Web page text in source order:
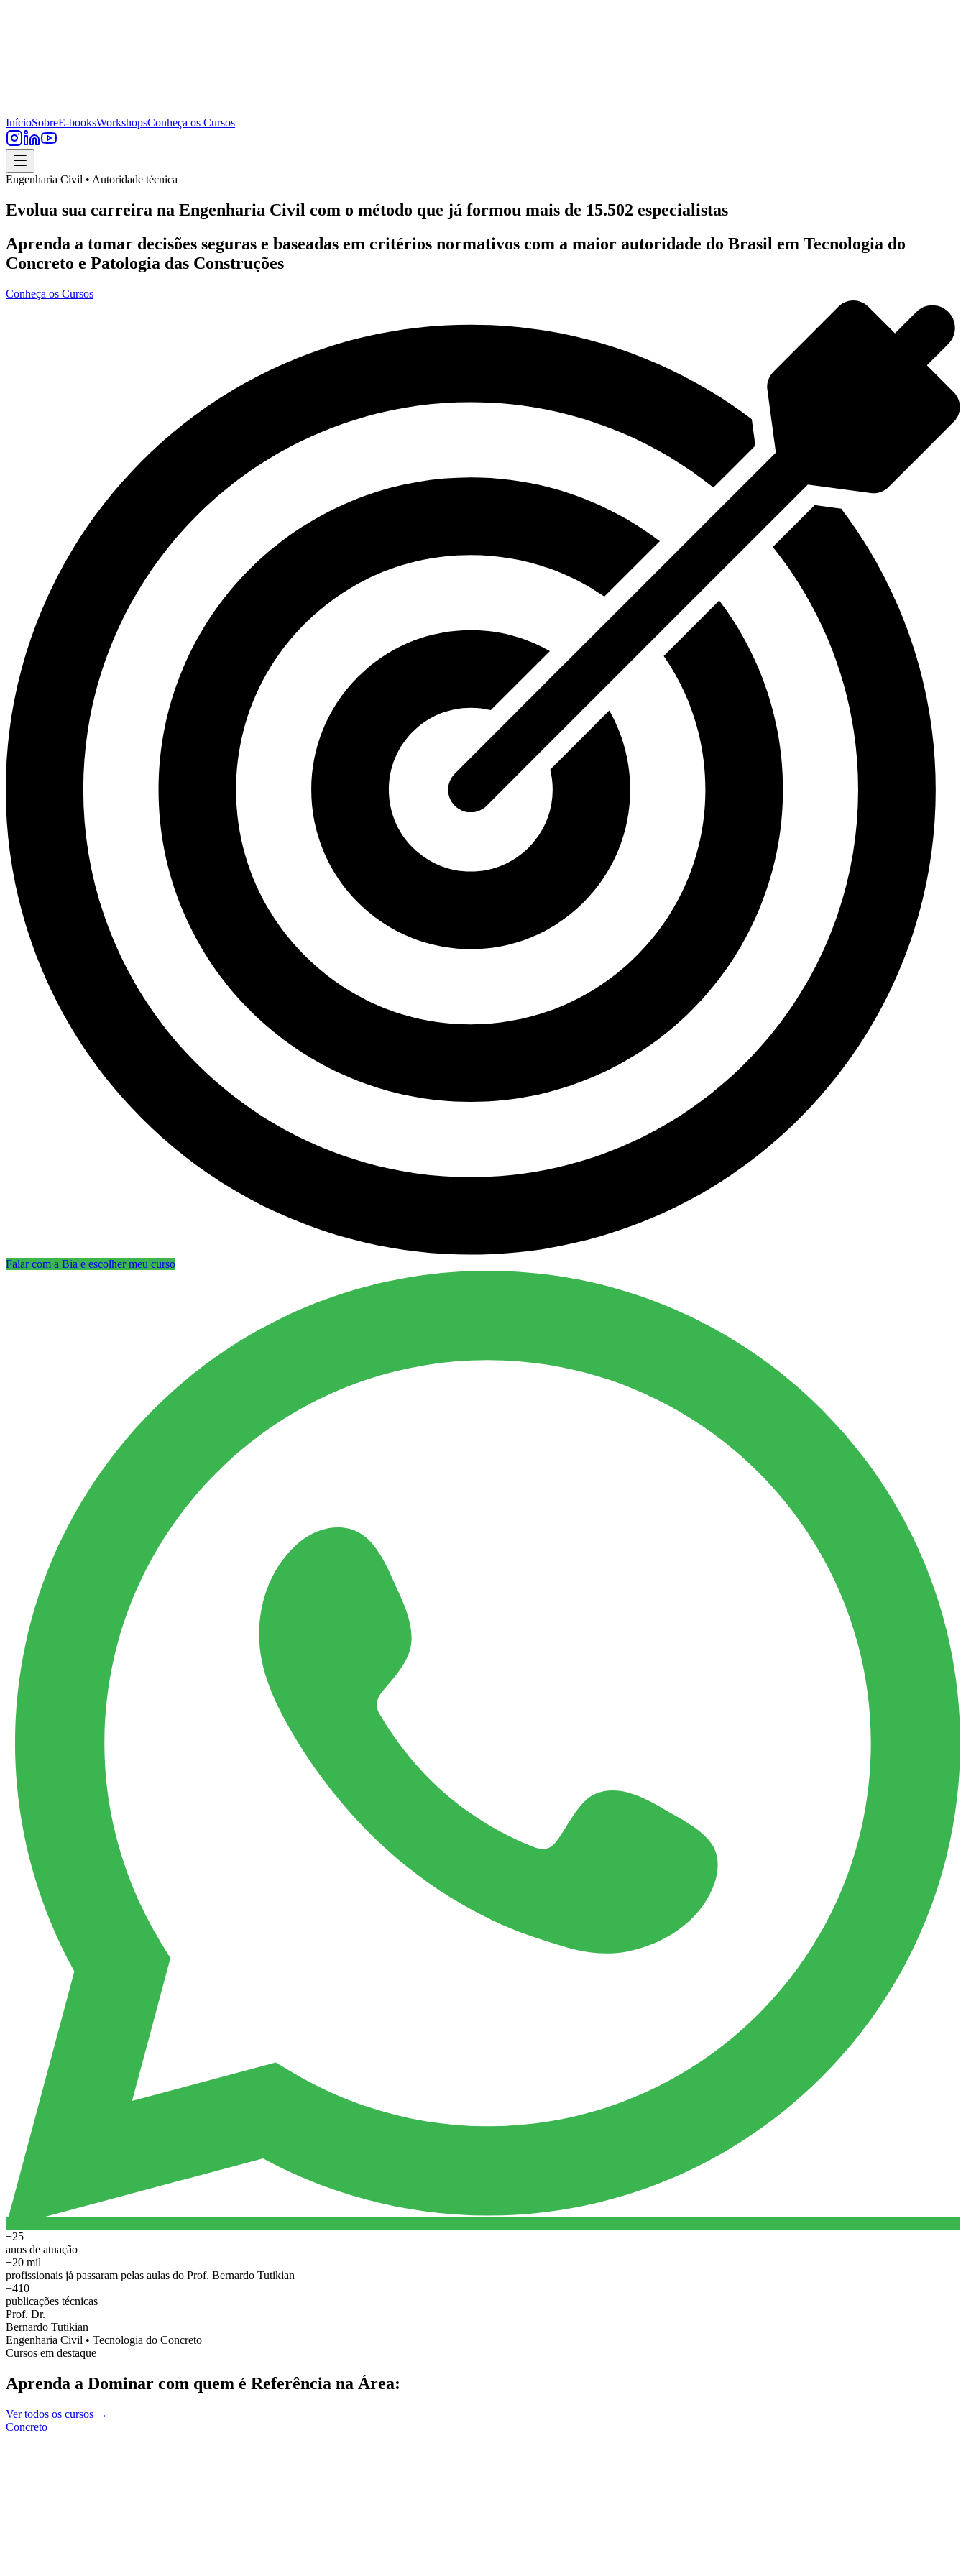
InícioSobreE-booksWorkshopsConheça os Cursos
Engenharia Civil • Autoridade técnica
Evolua sua carreira na Engenharia Civil com o método que já formou mais de 15.502 especialistas
Aprenda a tomar decisões seguras e baseadas em critérios normativos com a maior autoridade do Brasil em Tecnologia do
Concreto e Patologia das Construções
Conheça os Cursos
Falar com a Bia e escolher meu curso
+25
anos de atuação
+20 mil
profissionais já passaram pelas aulas do Prof. Bernardo Tutikian
+410
publicações técnicas
Prof. Dr.
Bernardo Tutikian
Engenharia Civil • Tecnologia do Concreto
Cursos em destaque
Aprenda a Dominar com quem é Referência na Área:
Ver todos os cursos →
Concreto